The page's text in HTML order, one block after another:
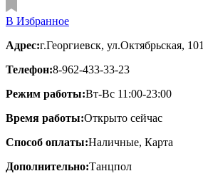
В Избранное
Адрес:г.Георгиевск, ул.Октябрьская, 101
Телефон:8-962-433-33-23
Режим работы:Вт-Вс 11:00-23:00
Время работы:Открыто сейчас
Способ оплаты:Наличные, Карта
Дополнительно:Танцпол